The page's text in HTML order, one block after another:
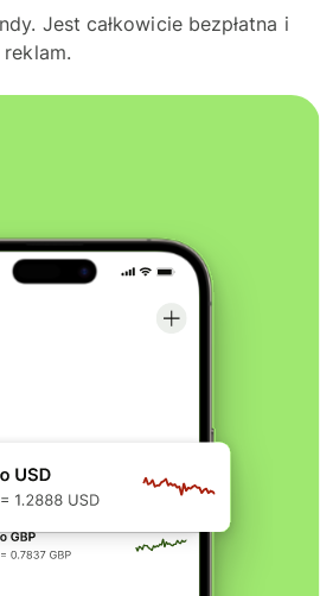
Jest całkowicie bezpłatna i